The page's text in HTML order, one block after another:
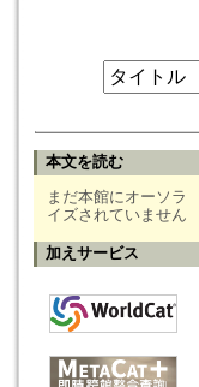
本文を読む
まだ本館にオーソラ
イズされていません
加えサービス